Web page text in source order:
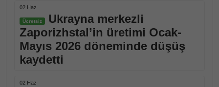
02 Haz
Ücretsiz
Ukrayna merkezli
Zaporizhstal’in üretimi Ocak-
Mayıs 2026 döneminde düşüş
kaydetti
02 Haz